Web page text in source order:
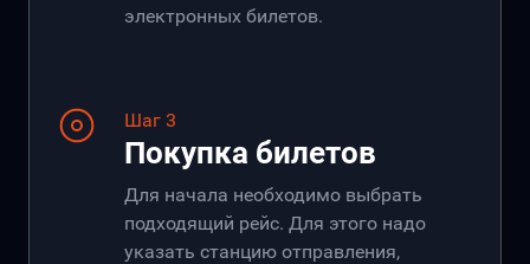
электронных билетов.
Шаг 3
Покупка билетов
Для начала необходимо выбрать
подходящий рейс. Для этого надо
указать станцию отправления,